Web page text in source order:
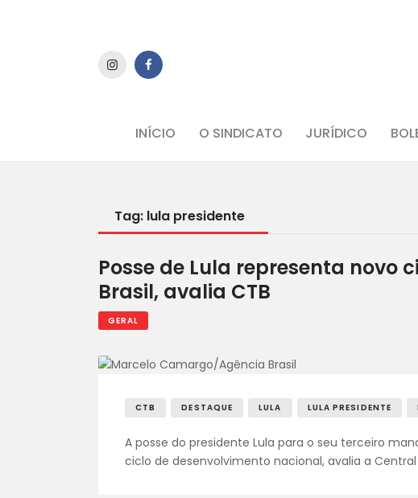
INÍCIO O SINDICATO JURÍDICO
Tag: lula presidente
Posse de Lula representa novo
Brasil, avalia CTB
GERAL
CTB DESTAQUE LULA LULA PRESIDENTE
A posse do presidente Lula para o seu terceiro
ciclo de desenvolvimento nacional, avalia a